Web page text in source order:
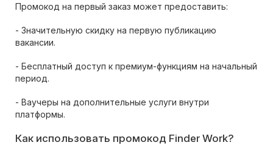
Промокод на первый заказ может предоставить:
- Значительную скидку на первую публикацию
вакансии.
- Бесплатный доступ к премиум-функциям на начальный
период.
- Ваучеры на дополнительные услуги внутри
платформы.
Как использовать промокод Finder Work?